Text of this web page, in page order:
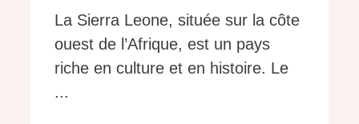
La Sierra Leone, située sur la côte
ouest de l’Afrique, est un pays
riche en culture et en histoire. Le
...